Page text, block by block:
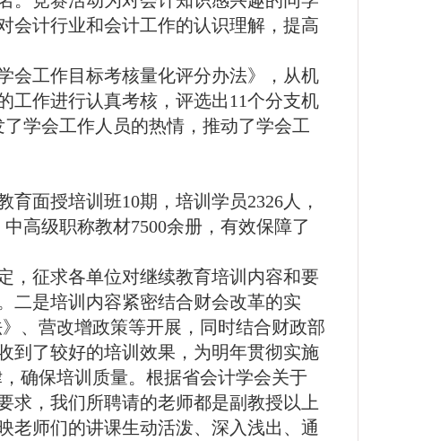
会计行业和会计工作的认识理解，提高
会工作目标考核量化评分办法》，从机
工作进行认真考核， 评选出11个分支机
了学会工作人员的热情，推动了学会工
育面授培训班10期，培训学员2326人，
中高级职称教材7500余册，有效保障了
，征求各单位对继续教育培训内容和要
二是培训内容紧密结合财会改革的实
、营改增政策等开展，同时结合财政部
到了较好的培训效果，为明年贯彻实施
确保培训质量。根据省会计学会关于
求，我们所聘请的老师都是副教授以上
老师们的讲课生动活泼、深入浅出、通